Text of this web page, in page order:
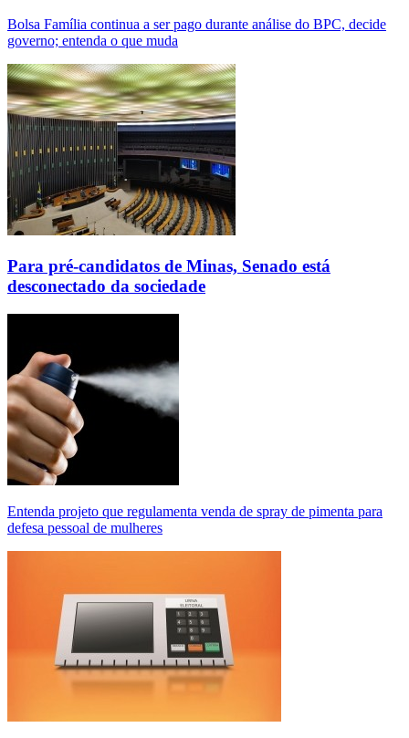
Bolsa Família continua a ser pago durante análise do BPC, decide
governo; entenda o que muda
Para pré-candidatos de Minas, Senado está
desconectado da sociedade
Entenda projeto que regulamenta venda de spray de pimenta para
defesa pessoal de mulheres